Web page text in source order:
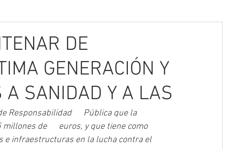
DE
GENERACIÓN Y
SANIDAD Y A LAS
Responsabilidad      Pública que la
de      euros, y que tiene como
e infraestructuras en la lucha contra el